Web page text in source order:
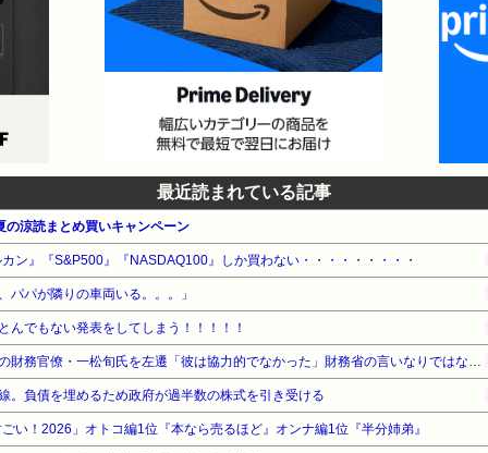
最近読まれている記事
涼読まとめ買いキャンペーン
ン』『S&P500』『NASDAQ100』しか買わない・・・・・・・・・
パパが隣りの車両いる。。。」
んでもない発表をしてしまう！！！！！
。負債を埋めるため政府が過半数の株式を引き受ける
い！2026」オトコ編1位『本なら売るほど』オンナ編1位『半分姉弟』